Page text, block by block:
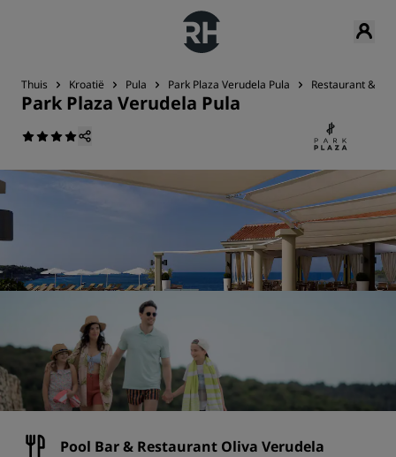
Thuis Kroatië Pula Park Plaza Verudela Pula Restaurant & Bar
Park Plaza Verudela Pula
Pool Bar & Restaurant Oliva Verudela